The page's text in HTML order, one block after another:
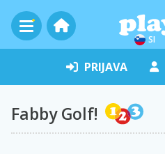
SI
PRIJAVA
Fabby Golf!